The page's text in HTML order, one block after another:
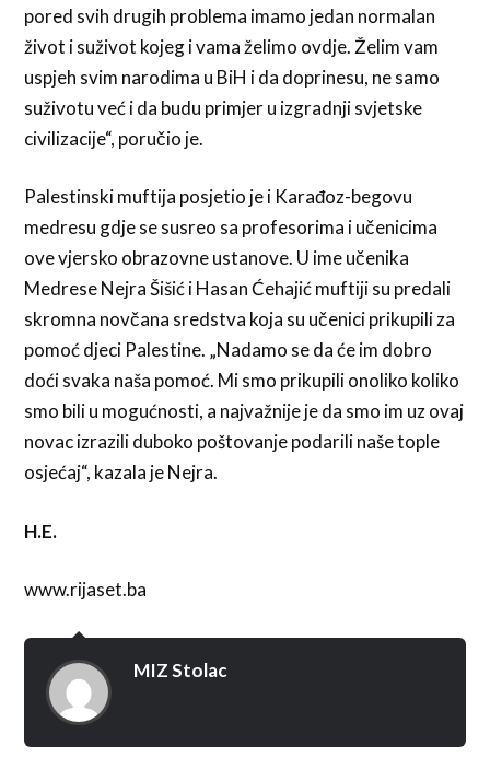
pored svih drugih problema imamo jedan normalan
život i suživot kojeg i vama želimo ovdje. Želim vam
uspjeh svim narodima u BiH i da doprinesu, ne samo
suživotu već i da budu primjer u izgradnji svjetske
civilizacije“, poručio je.
Palestinski muftija posjetio je i Karađoz-begovu
medresu gdje se susreo sa profesorima i učenicima
ove vjersko obrazovne ustanove. U ime učenika
Medrese Nejra Šišić i Hasan Ćehajić muftiji su predali
skromna novčana sredstva koja su učenici prikupili za
pomoć djeci Palestine. „Nadamo se da će im dobro
doći svaka naša pomoć. Mi smo prikupili onoliko koliko
smo bili u mogućnosti, a najvažnije je da smo im uz ovaj
novac izrazili duboko poštovanje podarili naše tople
osjećaj“, kazala je Nejra.
H.E.
www.rijaset.ba
MIZ Stolac